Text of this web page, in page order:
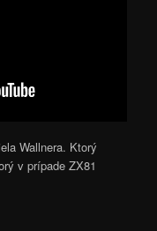
Wallnera. Ktorý
v prípade ZX81